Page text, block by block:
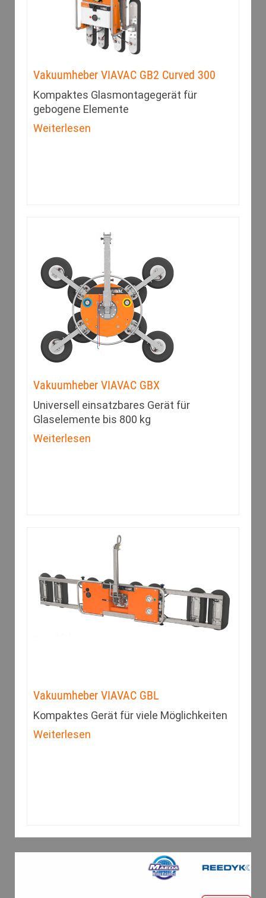
Vakuumheber VIAVAC GB2 Curved 300
Kompaktes Glasmontagegerät für
gebogene Elemente
Weiterlesen
Vakuumheber VIAVAC GBX
Universell einsatzbares Gerät für
Glaselemente bis 800 kg
Weiterlesen
Vakuumheber VIAVAC GBL
Kompaktes Gerät für viele Möglichkeiten
Weiterlesen